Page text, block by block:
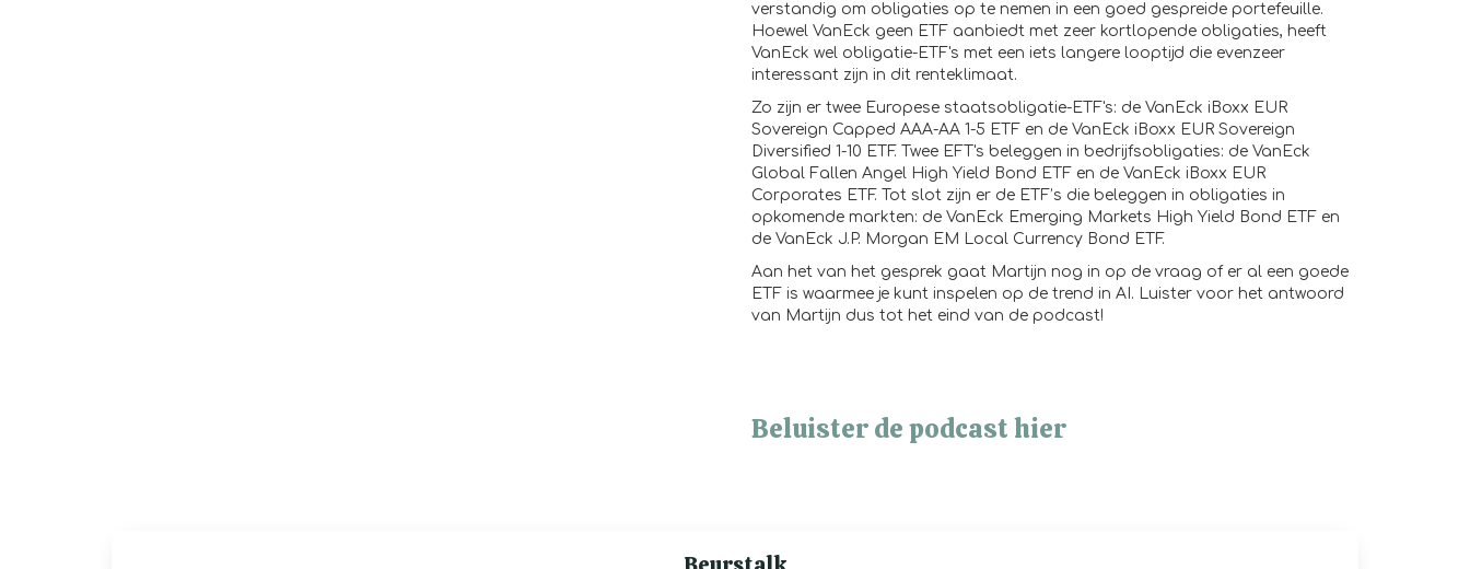
verstandig om obligaties op te nemen in een goed gespreide portefeuille.
Hoewel VanEck geen ETF aanbiedt met zeer kortlopende obligaties, heeft
VanEck wel obligatie-ETF's met een iets langere looptijd die evenzeer
interessant zijn in dit renteklimaat.
Zo zijn er twee Europese staatsobligatie-ETF's: de VanEck iBoxx EUR
Sovereign Capped AAA-AA 1-5 ETF en de VanEck iBoxx EUR Sovereign
Diversified 1-10 ETF. Twee EFT's beleggen in bedrijfsobligaties: de VanEck
Global Fallen Angel High Yield Bond ETF en de VanEck iBoxx EUR
Corporates ETF. Tot slot zijn er de ETF’s die beleggen in obligaties in
opkomende markten: de VanEck Emerging Markets High Yield Bond ETF en
de VanEck J.P. Morgan EM Local Currency Bond ETF.
Aan het van het gesprek gaat Martijn nog in op de vraag of er al een goede
ETF is waarmee je kunt inspelen op de trend in AI. Luister voor het antwoord
van Martijn dus tot het eind van de podcast!
Beluister de podcast hier